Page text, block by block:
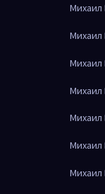
Михаил
Михаил
Михаил
Михаил
Михаил
Михаил
Михаил